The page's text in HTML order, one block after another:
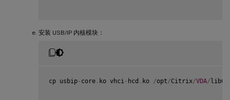
安装 USB/IP 内核模块：
cp usbip- core . ko vhci - hcd . ko /opt/Citrix/VDA/lib64